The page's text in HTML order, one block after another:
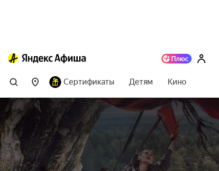
Сертификаты Детям Кино